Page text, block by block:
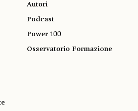
Autori
Podcast
Power 100
Osservatorio Formazione